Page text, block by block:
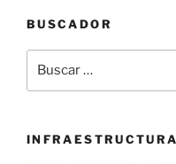
de
de
en
BUSCADOR
por: